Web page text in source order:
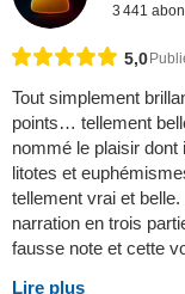
3 441
5,0
Tout simplement
points… tellement
nommé le plaisir
litotes et
tellement vrai et
narration en trois
fausse note et cette
Lire plus